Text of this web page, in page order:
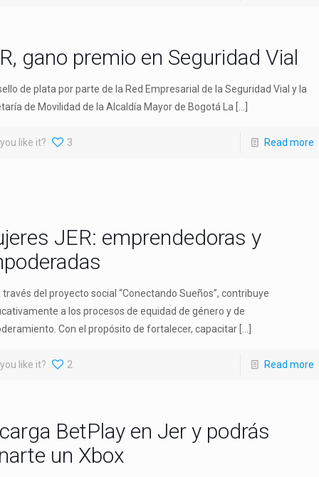
gano premio en Seguridad Vial
de plata por parte de la Red Empresarial de la Seguridad Vial y la
de Movilidad de la Alcaldía Mayor de Bogotá La […]
like it? 3 Read more
JER: emprendedoras y
través del proyecto social “Conectando Sueños”, contribuye
a los procesos de equidad de género y de
Con el propósito de fortalecer, capacitar […]
like it? 2 Read more
BetPlay en Jer y podrás
un Xbox